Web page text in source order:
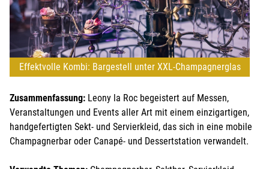
Effektvolle Kombi: Bargestell unter XXL-Champagnerglas
Zusammenfassung: Leony la Roc begeistert auf Messen,
Veranstaltungen und Events aller Art mit einem einzigartigen,
handgefertigten Sekt- und Servierkleid, das sich in eine mobile
Champagnerbar oder Canapé- und Dessertstation verwandelt.